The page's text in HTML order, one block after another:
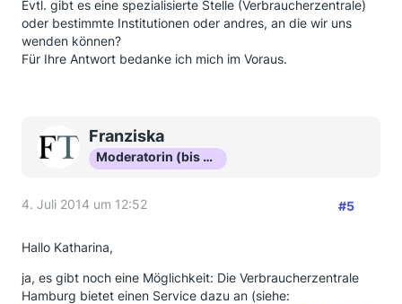
Evtl. gibt es eine spezialisierte Stelle (Verbraucherzentrale)
oder bestimmte Institutionen oder andres, an die wir uns
wenden können?
Für Ihre Antwort bedanke ich mich im Voraus.
Franziska
Moderatorin (bis Okt 16)
4. Juli 2014 um 12:52 #5
Hallo Katharina,
ja, es gibt noch eine Möglichkeit: Die Verbraucherzentrale
Hamburg bietet einen Service dazu an (siehe: